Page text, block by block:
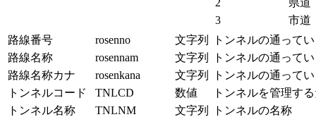
3
市道
路線番号
rosenno 文字列
トンネルの通って
路線名称
rosennam 文字列
トンネルの通って
路線名称カナ
rosenkana 文字列
トンネルの通って
トンネルコード
TNLCD 数値
トンネルを管理す
トンネル名称
TNLNM 文字列
トンネルの名称